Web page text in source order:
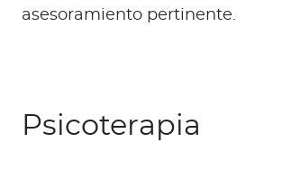
asesoramiento pertinente.
Psicoterapia